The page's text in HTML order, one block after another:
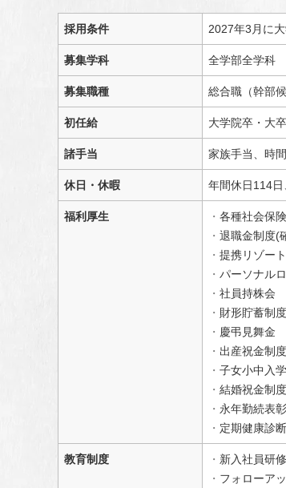
採用条件 2027年3月に
募集学科 全学部全学科
募集職種 総合職（幹部候
初任給 大学院卒・大
諸手当 家族手当、時
休日・休暇 年間休日114
福利厚生
各種社会保
退職金制度(
提携リゾー
パーソナル
社員持株会
財形貯蓄制度
慶弔見舞金
出産祝金制度
子女小中入
結婚祝金制度
永年勤続表
定期健康診
教育制度
新入社員研修
フォローア